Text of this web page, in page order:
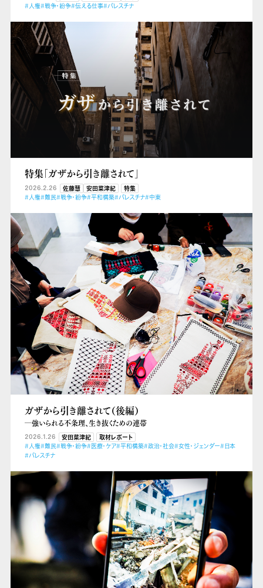
#人権#戦争・紛争#伝える仕事#パレスチナ
特集「ガザから引き離されて」
2026.2.26 佐藤慧 安田菜津紀
特集
#人権#難民#戦争・紛争#平和構築#パレスチナ#中東
ガザから引き離されて（後編）
―強いられる不条理、生き抜くための連帯
2026.1.26 安田菜津紀
取材レポート
#人権#難民#戦争・紛争#医療・ケア#平和構築#政治・社会#女性・ジェンダー#日本
#パレスチナ